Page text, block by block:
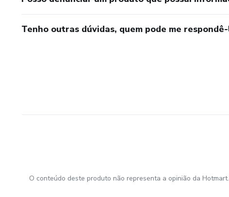
Tenho outras dúvidas, quem pode me
O conteúdo deste produto não representa a opinião da